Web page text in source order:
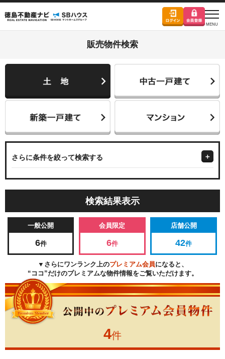
販売物件検索
さらに条件を絞って検索する
検索結果表示
一般公開
6件
会員限定
6件
店舗公開
42件
▼さらにワンランク上のプレミアム会員になると、
“ココ”だけのプレミアムな物件情報をご覧いただけます。
4件